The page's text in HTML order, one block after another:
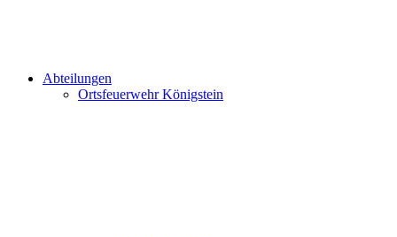
Abteilungen
Ortsfeuerwehr Königstein